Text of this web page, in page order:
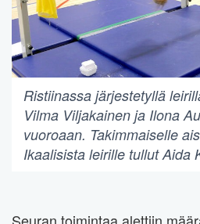
Ristiinassa järjestetyllä
Vilma Viljakainen ja Ilona
vuoroaan. Takimmaiselle
Ikaalisista leirille tullut Aida